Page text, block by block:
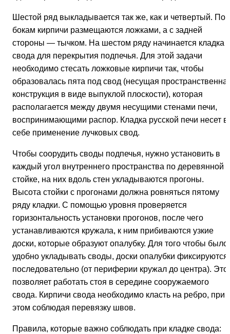
Шестой ряд выкладывается так же, как и четвертый. По
бокам кирпичи размещаются ложками, а с задней
стороны — тычком. На шестом ряду начинается кладка
свода для перекрытия подпечья. Для этой задачи
необходимо стесать ложковые кирпичи так, чтобы
образовалась пята под свод (несущая
конструкция в виде выпуклой плоскости), которая
располагается между двумя несущими стенами печи,
воспринимающими распор. Кладка русской печи несет в
себе применение лучковых свод.
Чтобы соорудить своды подпечья, нужно установить в
каждый угол внутреннего пространства по деревянной
стойке, на них вдоль стен укладываются прогоны.
Высота стойки с прогонами должна ровняться пятому
ряду кладки. С помощью уровня проверяется
горизонтальность установки прогонов, после чего
устанавливаются кружала, к ним прибиваются узкие
доски, которые образуют опалубку. Для того чтобы было
удобно укладывать своды, доски опалубки фиксируются
последовательно (от периферии кружал до центра). Это
позволяет работать стоя в середине сооружаемого
свода. Кирпичи свода необходимо класть на ребро, при
этом соблюдая перевязку швов.
Правила, которые важно соблюдать при кладке свода: